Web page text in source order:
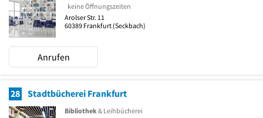
keine Öffnungszeiten
Arolser Str. 11
60389 Frankfurt (Seckbach)
Anrufen
28 Stadtbücherei Frankfurt
Bibliothek & Leihbücherei